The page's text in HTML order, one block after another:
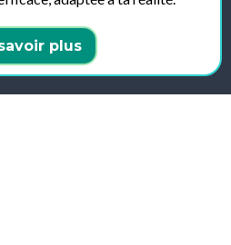
plus